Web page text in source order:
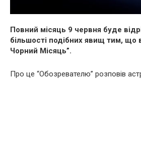
Повний місяць 9 червня буде
більшості подібних явищ тим, що
Чорний Місяць”.
Про це “Обозревателю” розповів